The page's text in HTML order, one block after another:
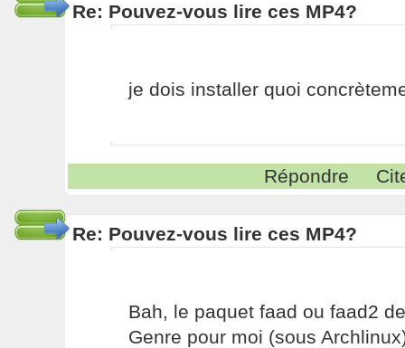
Re: Pouvez-vous lire ces MP4?
je dois installer quoi
Répondre
Re: Pouvez-vous lire ces MP4?
Bah, le paquet faad ou faad2
Genre pour moi (sous